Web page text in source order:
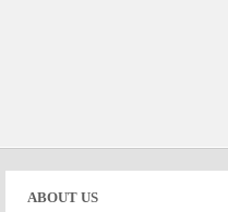
ABOUT US